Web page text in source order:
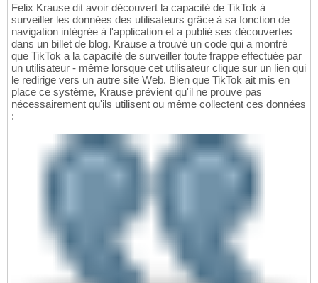
Felix Krause dit avoir découvert la capacité de TikTok à
surveiller les données des utilisateurs grâce à sa fonction de
navigation intégrée à l'application et a publié ses découvertes
dans un billet de blog. Krause a trouvé un code qui a montré
que TikTok a la capacité de surveiller toute frappe effectuée par
un utilisateur - même lorsque cet utilisateur clique sur un lien qui
le redirige vers un autre site Web. Bien que TikTok ait mis en
place ce système, Krause prévient qu'il ne prouve pas
nécessairement qu'ils utilisent ou même collectent ces données
: